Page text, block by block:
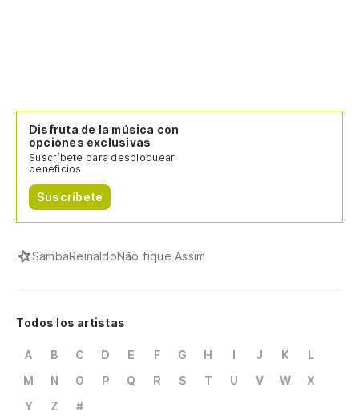
Disfruta de la música con
opciones exclusivas
Suscríbete para desbloquear
beneficios.
Suscríbete
SambaReinaldoNão fique Assim
Todos los artistas
A B C D E F G H I J K
L
M
N O P Q R S T U V W
X
Y
Z #